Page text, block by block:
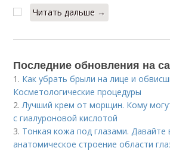
Читать дальше →
Последние обновления на
1. Как убрать брыли на лице и
Косметологические процедуры
2.Лучший крем от морщин. Кому
с гиалуроновой кислотой
3. Тонкая кожа под глазами. Давайте
анатомическое строение области